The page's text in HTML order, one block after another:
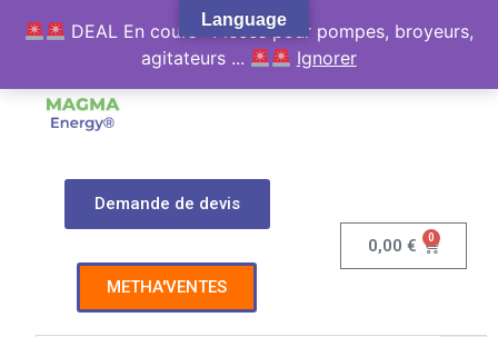
Demande de devis
METHA'VENTES
0,00€ 0
Language
DEAL En cours : Pièces pour pompes, broyeurs,
agitateurs ...
Ignorer